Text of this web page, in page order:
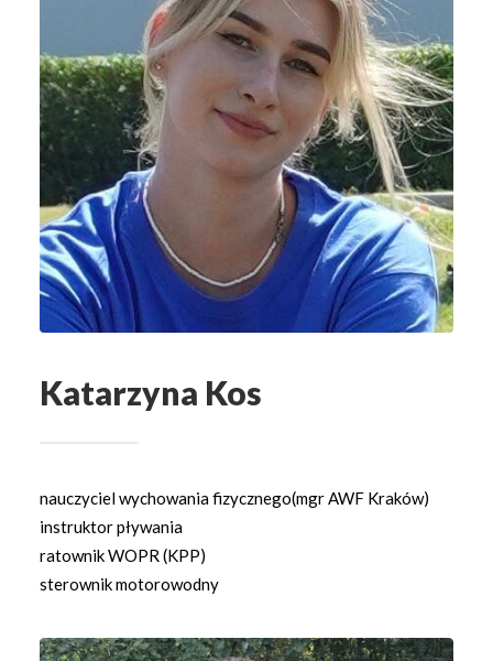
Katarzyna Kos
nauczyciel wychowania fizycznego(mgr AWF Kraków)
instruktor pływania
ratownik WOPR (KPP)
sterownik motorowodny